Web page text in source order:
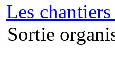
Les
Sortie